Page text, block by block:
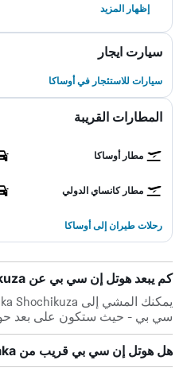
إظهار المزيد
سيارت ايجار
سيارات للاستئجار في أوساكا
المطارات القريبة
مطار أوساكا
مطار كانساي الدولي
رحلات طيران إلى أوساكا
كم يبعد هوتل إن سي بي عن Osaka Shochikuza؟
سي بي - حيث ستكون على بعد حوالي
هل هوتل إن سي بي قريب من Kyocera Dome Osaka؟